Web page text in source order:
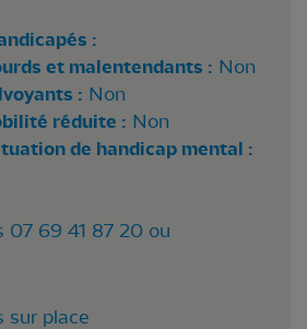
:
et malentendants : Non
: Non
réduite : Non
de handicap mental :
07 69 41 87 20 ou
sur place